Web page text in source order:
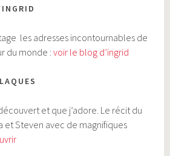
les adresses incontournables de
du monde :voir le blog d’ingrid
et que j’adore. Le récit du
et Steven avec de magnifiques